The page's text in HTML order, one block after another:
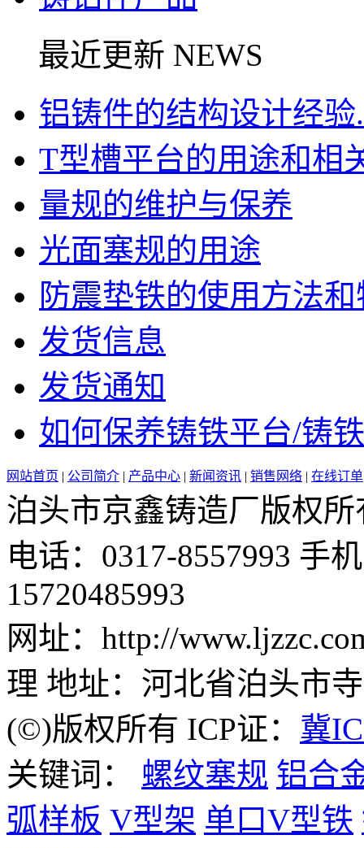
最近更新 NEWS
铝铸件的结构设计经验
T型槽平台的用途和相
量规的维护与保养
光面塞规的用途
防震垫铁的使用方法和
发货信息
发货通知
如何保养铸铁平台/铸
网站首页 | 公司简介 | 产品中心 | 新闻资讯 | 销售网络 | 在线订单
泊头市京鑫铸造厂版权所
电话：0317-8557993 手
15720485993
网址：http://
理 地址：河北省泊头市
(©)版权所有 ICP证： 冀
关键词： 螺纹塞规 铝合
弧样板 V型架 单口V型铁